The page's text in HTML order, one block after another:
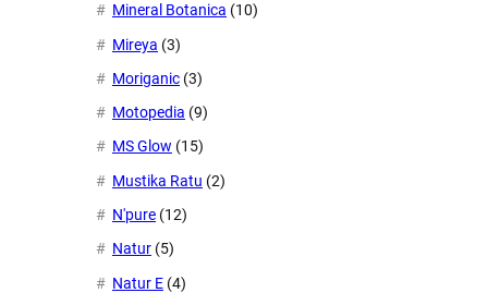
Mineral Botanica (10)
Mireya (3)
Moriganic (3)
Motopedia (9)
MS Glow (15)
Mustika Ratu (2)
N'pure (12)
Natur (5)
Natur E (4)